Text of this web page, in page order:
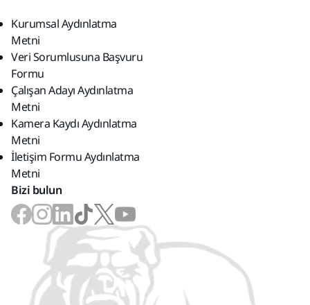
Kurumsal Aydınlatma
Metni
Veri Sorumlusuna Başvuru
Formu
Çalışan Adayı Aydınlatma
Metni
Kamera Kaydı Aydınlatma
Metni
İletişim Formu Aydınlatma
Metni
Bizi bulun